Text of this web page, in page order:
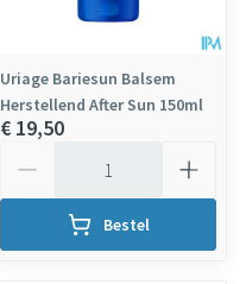
Uriage Bariesun Balsem
Herstellend After Sun 150ml
€ 19,50
Bestel